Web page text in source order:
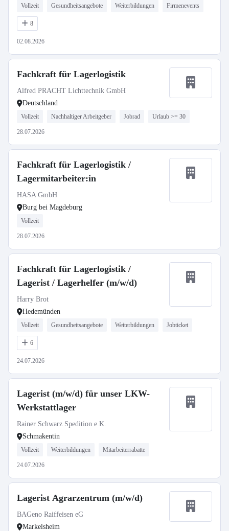
Vollzeit Gesundheitsangebote Weiterbildungen Firmenevents
8
02.08.2026
Fachkraft für Lagerlogistik
Alfred PRACHT Lichttechnik GmbH
Deutschland
Vollzeit Nachhaltiger Arbeitgeber Jobrad Urlaub >= 30
28.07.2026
Fachkraft für Lagerlogistik /
Lagermitarbeiter:in
HASA GmbH
Burg bei Magdeburg
Vollzeit
28.07.2026
Fachkraft für Lagerlogistik /
Lagerist / Lagerhelfer (m/w/d)
Harry Brot
Hedemünden
Vollzeit Gesundheitsangebote Weiterbildungen Jobticket
6
24.07.2026
Lagerist (m/w/d) für unser LKW-
Werkstattlager
Rainer Schwarz Spedition e.K.
Schmakentin
Vollzeit Weiterbildungen Mitarbeiterrabatte
24.07.2026
Lagerist Agrarzentrum (m/w/d)
BAGeno Raiffeisen eG
Markelsheim